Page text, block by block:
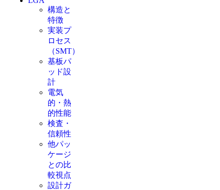
構造と
特徴
実装プ
ロセス
（SMT）
基板パ
ッド設
計
電気
的・熱
的性能
検査・
信頼性
他パッ
ケージ
との比
較視点
設計ガ